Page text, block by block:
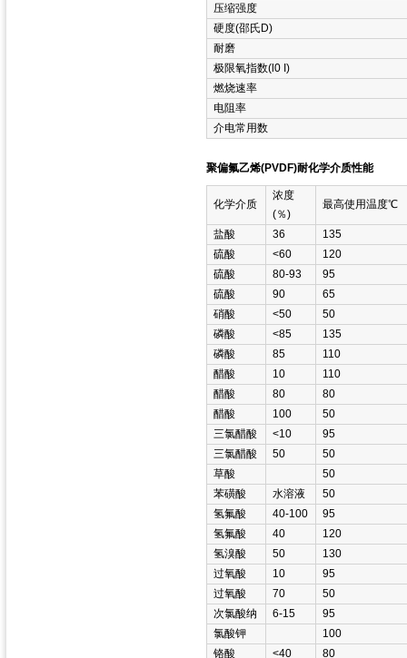
压缩强度
硬度(邵氏D)
耐磨
极限氧指数(l0 I)
燃烧速率
电阻率
介电常用数
聚偏氟乙烯(PVDF)耐化学介质性能
化学介质
浓度
(％)
最高使用温度℃
盐酸 36
135
硫酸
<60
120
硫酸
80-93
95
硫酸
90
65
硝酸
<50
50
磷酸
<85
135
磷酸
85
110
醋酸
10
110
醋酸
80
80
醋酸
100
50
三氯醋酸
<10
95
三氯醋酸
50
50
草酸
50
苯磺酸
水溶液
50
氢氟酸
40-100
95
氢氟酸
40
120
氢溴酸
50
130
过氧酸
10
95
过氧酸
70
50
次氯酸纳
6-15
95
氯酸钾
100
铬酸
<40 80